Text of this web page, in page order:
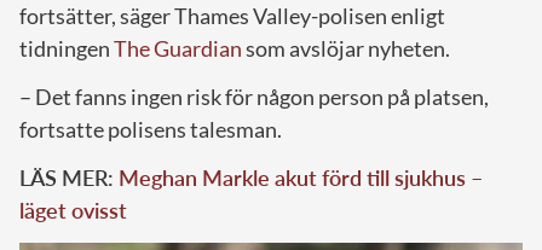
fortsätter, säger Thames Valley-polisen enligt
tidningenThe Guardiansom avslöjar nyheten.
– Det fanns ingen risk för någon person på platsen,
fortsatte polisens talesman.
LÄS MER: Meghan Markle akut förd till sjukhus –
läget ovisst